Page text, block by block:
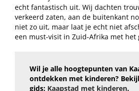
echt fantastisch uit. Wij dachten
verkeerd zaten, aan de buitenkant
niet zo uit, maar laat je echt niet
een must-visit in Zuid-Afrika met het
Wil je alle hoogtepunten van
ontdekken met kinderen?
gids: Kaapstad met kinderen.